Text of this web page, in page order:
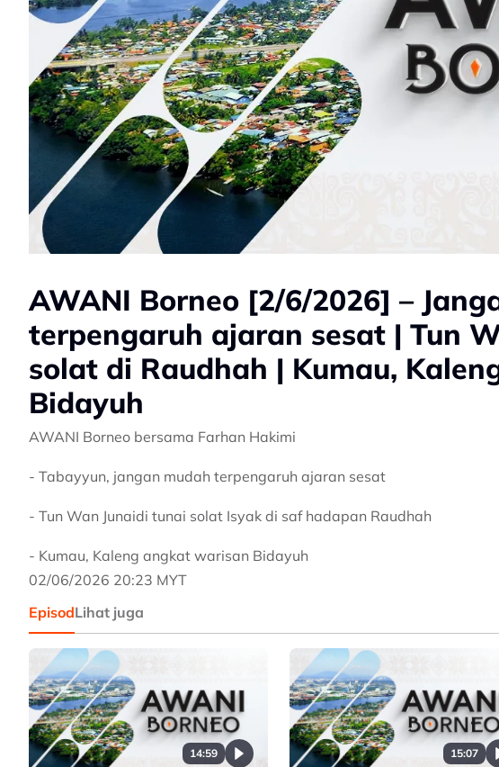
AWANI Borneo [2/6/2026] –
terpengaruh ajaran sesat | Tun
solat di Raudhah | Kumau,
Bidayuh
AWANI Borneo bersama Farhan Hakimi
- Tabayyun, jangan mudah terpengaruh ajaran sesat
- Tun Wan Junaidi tunai solat Isyak di saf hadapan Raudhah
- Kumau, Kaleng angkat warisan Bidayuh
02/06/2026 20:23 MYT
EpisodLihat juga
14:59 15:07